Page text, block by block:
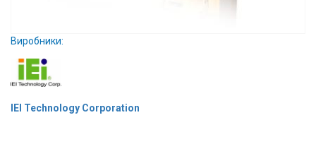
Контакти
Виробники:
IEI Technology Corporation